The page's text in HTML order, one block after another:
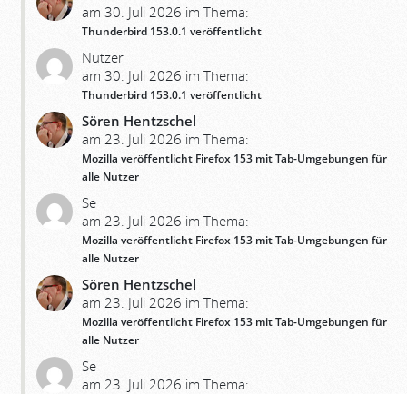
am 30. Juli 2026 im Thema:
Thunderbird 153.0.1 veröffentlicht
Nutzer
am 30. Juli 2026 im Thema:
Thunderbird 153.0.1 veröffentlicht
Sören Hentzschel
am 23. Juli 2026 im Thema:
Mozilla veröffentlicht Firefox 153 mit Tab-Umgebungen für
alle Nutzer
Se
am 23. Juli 2026 im Thema:
Mozilla veröffentlicht Firefox 153 mit Tab-Umgebungen für
alle Nutzer
Sören Hentzschel
am 23. Juli 2026 im Thema:
Mozilla veröffentlicht Firefox 153 mit Tab-Umgebungen für
alle Nutzer
Se
am 23. Juli 2026 im Thema: